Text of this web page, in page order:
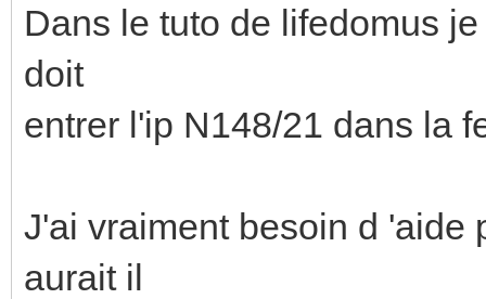
Dans le tuto de lifedomus
doit
entrer l'ip N148/21 dans la
J'ai vraiment besoin d 'aide
aurait il